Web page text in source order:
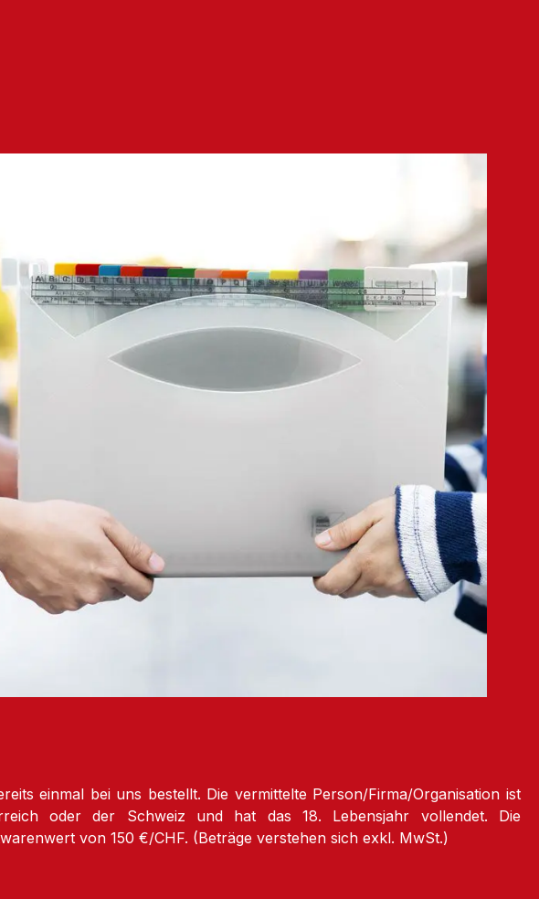
einmal bei uns bestellt. Die vermittelte Person/Firma/Organisation ist
oder der Schweiz und hat das 18. Lebensjahr vollendet. Die
von 150 €/CHF. (Beträge verstehen sich exkl. MwSt.)